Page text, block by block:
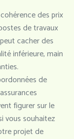
des prix
de travaux
cacher des
inférieure, main
de
figurer sur le
vous souhaitez
projet de